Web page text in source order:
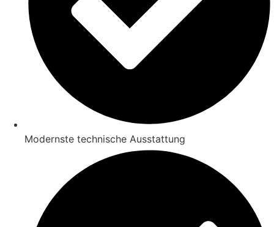
Modernste technische Ausstattung